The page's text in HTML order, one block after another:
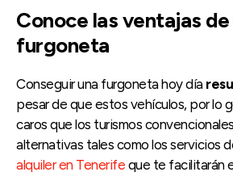
Conoce las ventajas
furgoneta
Conseguir una furgoneta hoy día
pesar de que estos vehículos, por lo
caros que los turismos
alternativas tales como los servicios
alquiler en Tenerife que te facilitarán